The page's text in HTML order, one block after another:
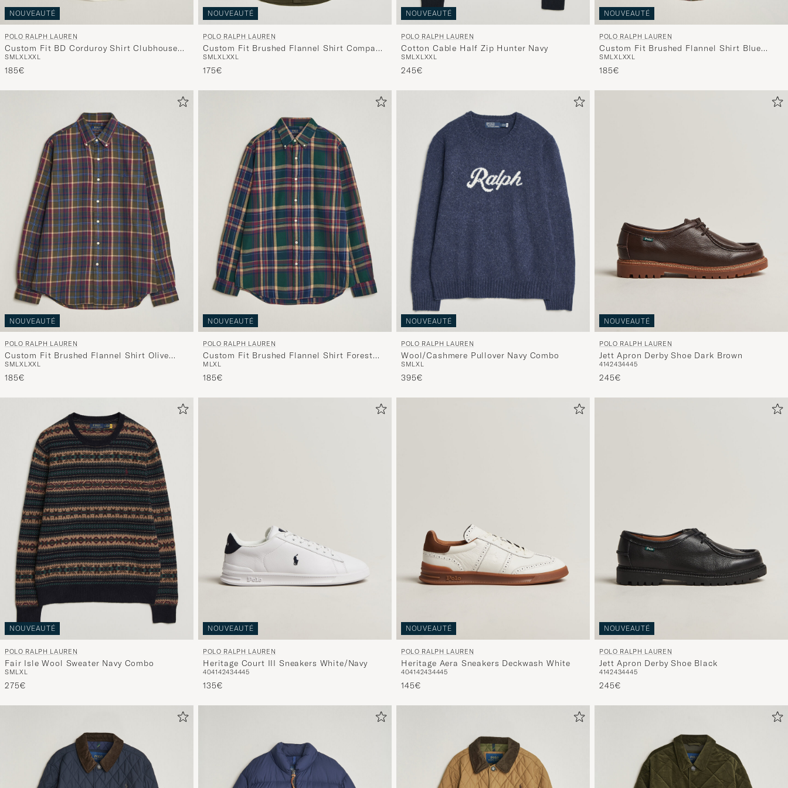
NOUVEAUTÉ
POLO RALPH LAUREN
Custom Fit BD Corduroy Shirt Clubhouse
Cream
SMLXL XXL
185€
NOUVEAUTÉ
POLO RALPH LAUREN
Custom Fit Brushed Flannel Shirt Company
Olive
SMLXL XXL
175€
NOUVEAUTÉ
POLO RALPH LAUREN
Cotton Cable Half Zip Hunter Navy
SMLXL XXL
245€
NOUVEAUTÉ
POLO RALPH LAUREN
Custom Fit Brushed Flannel Shirt Blue
Purple Heather
SMLXL XXL
185€
NOUVEAUTÉ
POLO RALPH LAUREN
Custom Fit Brushed Flannel Shirt Olive
Berry
SMLXLXXL
185€
NOUVEAUTÉ
POLO RALPH LAUREN
Custom Fit Brushed Flannel Shirt Forest
Burgundy
M LXL
185€
NOUVEAUTÉ
POLO RALPH LAUREN
Wool/Cashmere Pullover Navy Combo
SMLXL
395€
NOUVEAUTÉ
POLO RALPH LAUREN
Jett Apron Derby Shoe Dark Brown
4142434445
245€
NOUVEAUTÉ
POLO RALPH LAUREN
Fair Isle Wool Sweater Navy Combo
SMLXL
275€
NOUVEAUTÉ
POLO RALPH LAUREN
Heritage Court III Sneakers White/Navy
404142434445
135€
NOUVEAUTÉ
POLO RALPH LAUREN
Heritage Aera Sneakers Deckwash White
404142434445
145€
NOUVEAUTÉ
POLO RALPH LAUREN
Jett Apron Derby Shoe Black
4142434445
245€